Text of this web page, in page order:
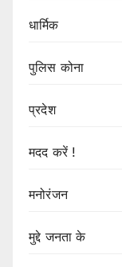
धार्मिक
पुलिस कोना
प्रदेश
मदद करें !
मनोरंजन
मुद्दे जनता के